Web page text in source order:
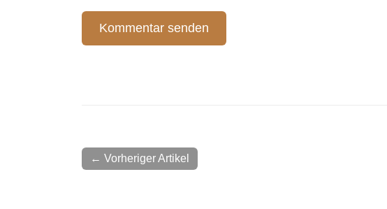
← Vorheriger Artikel